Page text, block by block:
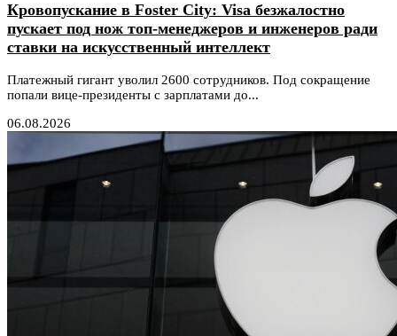
Кровопускание в Foster City: Visa безжалостно
пускает под нож топ-менеджеров и инженеров ради
ставки на искусственный интеллект
Платежный гигант уволил 2600 сотрудников. Под сокращение
попали вице-президенты с зарплатами до...
06.08.2026